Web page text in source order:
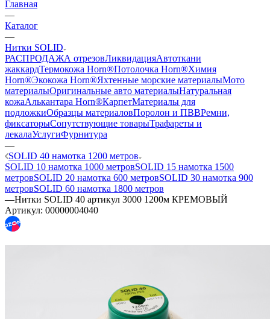
Главная
—
Каталог
—
Нитки SOLID
РАСПРОДАЖА отрезовЛиквидацияАвтоткани
жаккардТермокожа Horn®Потолочка Horn®Химия
Horn®Экокожа Horn®Яхтенные морские материалыМото
материалыОригинальные авто материалыНатуральная
кожаАлькантара Horn®КарпетМатериалы для
подложкиОбразцы материаловПоролон и ПВВРемни,
фиксаторыСопутствующие товарыТрафареты и
лекалаУслугиФурнитура
—
SOLID 40 намотка 1200 метров
SOLID 10 намотка 1000 метровSOLID 15 намотка 1500
метровSOLID 20 намотка 600 метровSOLID 30 намотка 900
метровSOLID 60 намотка 1800 метров
—Нитки SOLID 40 артикул 3000 1200м КРЕМОВЫЙ
Артикул: 00000004040